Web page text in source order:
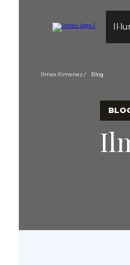
Ilmex Ximenez Blog